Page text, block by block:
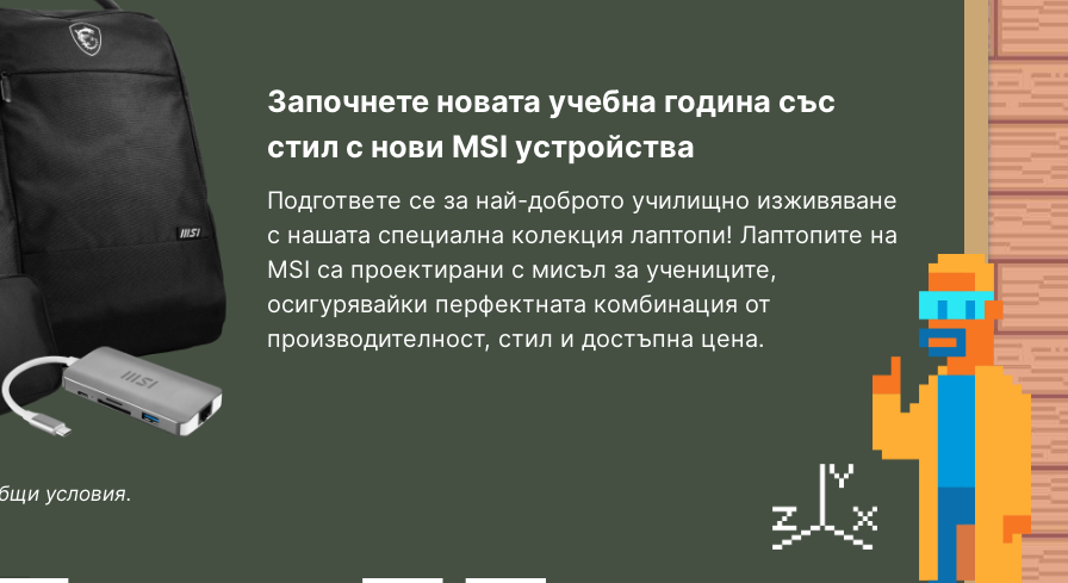
условия.
Започнете новата учебна година със
стил с нови MSI устройства
Подгответе се за най-доброто училищно изживяване
с нашата специална колекция лаптопи! Лаптопите на
MSI са проектирани с мисъл за учениците,
осигурявайки перфектната комбинация от
производителност, стил и достъпна цена.